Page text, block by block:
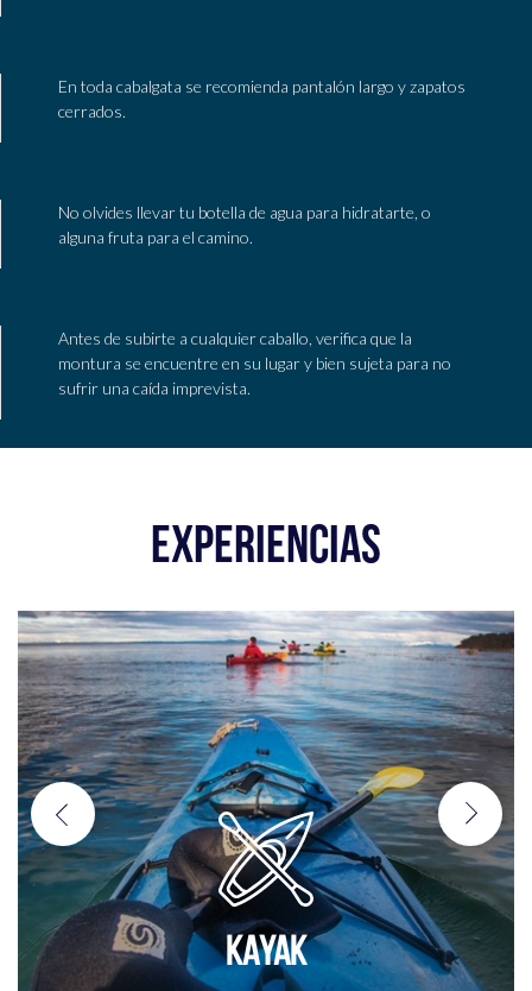
En toda cabalgata se recomienda pantalón largo y zapatos
cerrados.
No olvides llevar tu botella de agua para hidratarte, o
alguna fruta para el camino.
Antes de subirte a cualquier caballo, verifica que la
montura se encuentre en su lugar y bien sujeta para no
sufrir una caída imprevista.
EXPERIENCIAS
KAYAK